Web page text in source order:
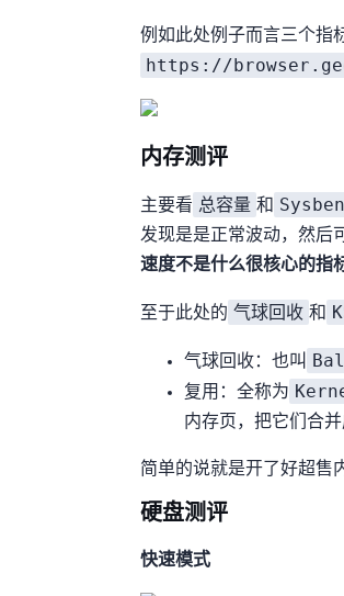
例如此处例子而言三个指
https://
内存测评
主要看 总容量 和
发现是458MB是正常波动，
速度不是什么很核心的指
至于此处的 气球回收 和
气球回收：也叫
KSM复用：全称为
内存页，把它们合
简单的说就是开了好[[超售]]
硬盘测评
快速模式